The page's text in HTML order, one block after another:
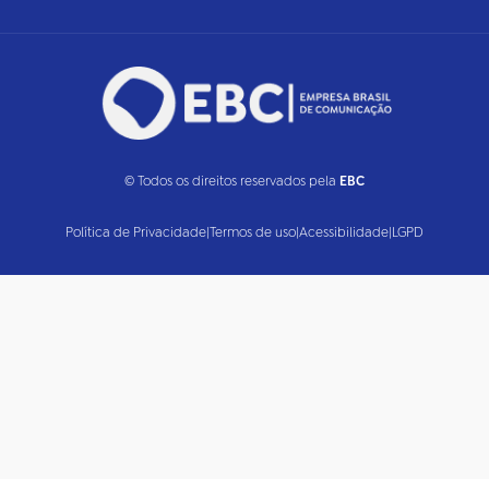
© Todos os direitos reservados pela EBC
Política de Privacidade|Termos de uso|Acessibilidade|LGPD